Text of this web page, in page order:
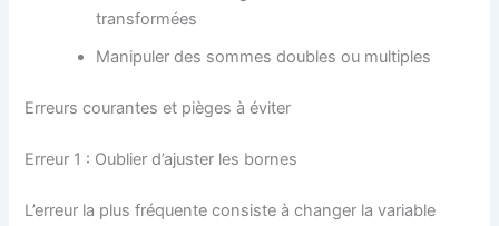
transformées
Manipuler des sommes doubles ou multiples
Erreurs courantes et pièges à éviter
Erreur 1 : Oublier d’ajuster les bornes
L’erreur la plus fréquente consiste à changer la variable